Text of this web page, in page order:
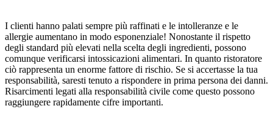
I clienti hanno palati sempre più raffinati e le intolleranze e le
allergie aumentano in modo esponenziale! Nonostante il rispetto
degli standard più elevati nella scelta degli ingredienti, possono
comunque verificarsi intossicazioni alimentari. In quanto ristoratore
ciò rappresenta un enorme fattore di rischio. Se si accertasse la tua
responsabilità, saresti tenuto a rispondere in prima persona dei danni.
Risarcimenti legati alla responsabilità civile come questo possono
raggiungere rapidamente cifre importanti.